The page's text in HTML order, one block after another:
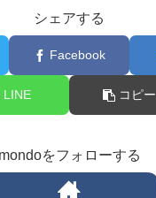
シェアする
Facebook
LINE コピー
mondoをフォローする